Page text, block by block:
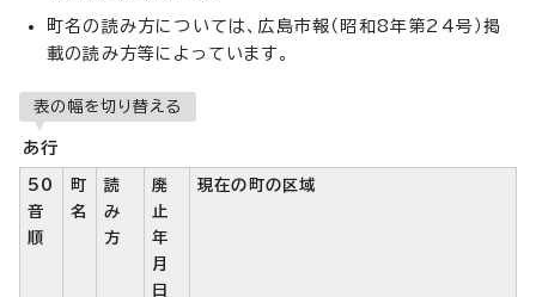
町名の読み方については、広島市報（昭和8年第24号）掲
載の読み方等によっています。
表の幅を切り替える
あ行
50
音
順
町
名
読
み
方
廃
止
年
月
日
現在の町の区域